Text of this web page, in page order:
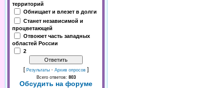
территорий
Обнищает и влезет в долги
Станет независимой и
процветающей
Отвоюет часть западных
областей России
2
[ Результаты · Архив опросов ]
Всего ответов: 803
Обсудить на форуме